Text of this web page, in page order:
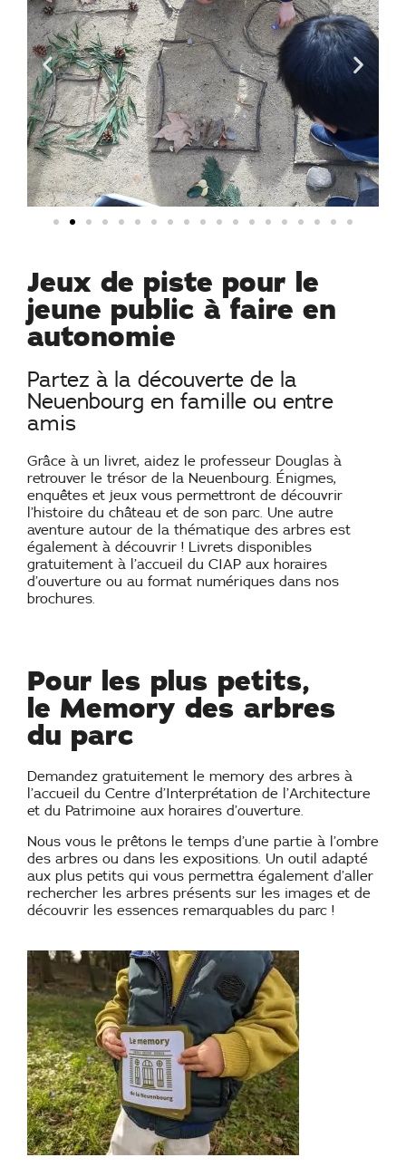
Jeux de piste pour le
jeune public à faire en
autonomie
Partez à la découverte de la
Neuenbourg en famille ou entre
amis
Grâce à un livret, aidez le professeur Douglas à
retrouver le trésor de la Neuenbourg. Énigmes,
enquêtes et jeux vous permettront de découvrir
l’histoire du château et de son parc. Une autre
aventure autour de la thématique des arbres est
également à découvrir ! Livrets disponibles
gratuitement à l’accueil du CIAP aux horaires
d’ouverture ou au format numériques dans nos
brochures.
Pour les plus petits,
le Memory des arbres
du parc
Demandez gratuitement le memory des arbres à
l’accueil du Centre d’Interprétation de l’Architecture
et du Patrimoine aux horaires d’ouverture.
Nous vous le prêtons le temps d’une partie à l’ombre
des arbres ou dans les expositions. Un outil adapté
aux plus petits qui vous permettra également d’aller
rechercher les arbres présents sur les images et de
découvrir les essences remarquables du parc !